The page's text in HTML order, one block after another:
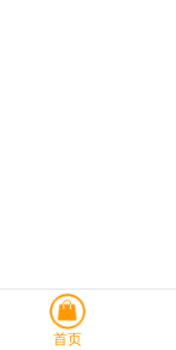
首页